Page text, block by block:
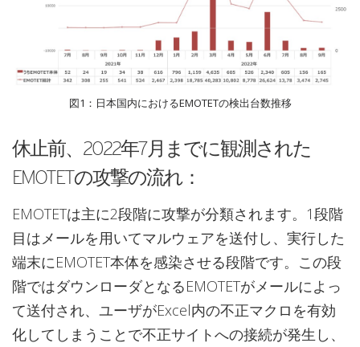
図1：日本国内におけるEMOTETの検出台数推移
休止前、2022年7月までに観測された
EMOTETの攻撃の流れ：
EMOTETは主に2段階に攻撃が分類されます。1段階
目はメールを用いてマルウェアを送付し、実行した
端末にEMOTET本体を感染させる段階です。この段
階ではダウンローダとなるEMOTETがメールによっ
て送付され、ユーザがExcel内の不正マクロを有効
化してしまうことで不正サイトへの接続が発生し、